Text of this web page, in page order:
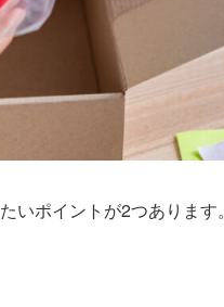
いポイントが2つあります。